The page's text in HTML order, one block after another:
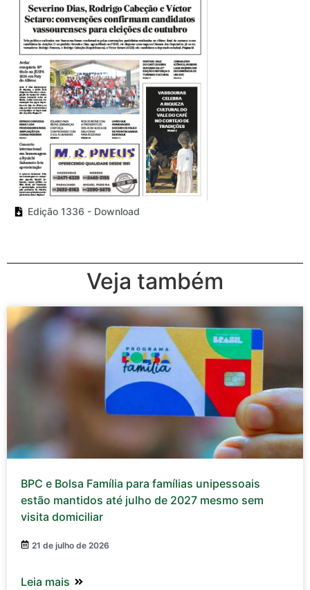
Edição 1336 - Download
Veja também
BPC e Bolsa Família para famílias unipessoais
estão mantidos até julho de 2027 mesmo sem
visita domiciliar
21 de julho de 2026
Leia mais